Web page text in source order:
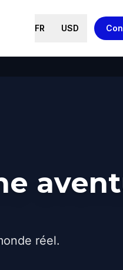
FR USD
réel.